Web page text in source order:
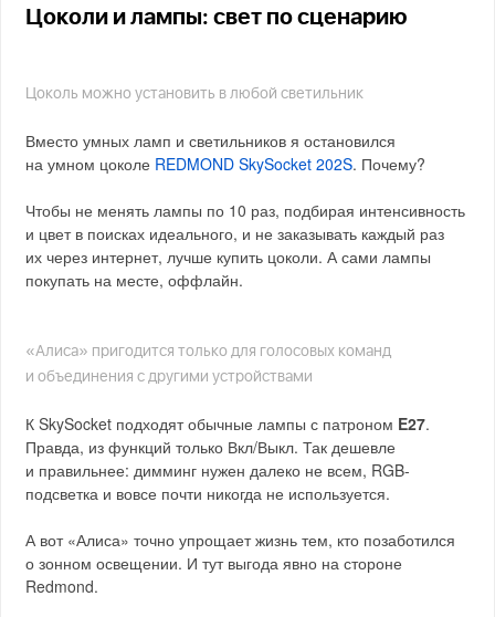
Цоколи и лампы: свет по сценарию
Цоколь можно установить в любой светильник
Вместо умных ламп и светильников я остановился
на умном цоколе REDMOND SkySocket 202S. Почему?
Чтобы не менять лампы по 10 раз, подбирая интенсивность
и цвет в поисках идеального, и не заказывать каждый раз
их через интернет, лучше купить цоколи. А сами лампы
покупать на месте, оффлайн.
«Алиса» пригодится только для голосовых команд
и объединения с другими устройствами
К SkySocket подходят обычные лампы с патроном E27.
Правда, из функций только Вкл/Выкл. Так дешевле
и правильнее: димминг нужен далеко не всем, RGB-
подсветка и вовсе почти никогда не используется.
А вот «Алиса» точно упрощает жизнь тем, кто позаботился
о зонном освещении. И тут выгода явно на стороне
Redmond.